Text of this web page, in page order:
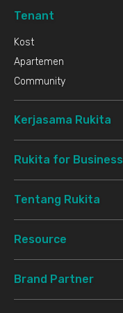
Tenant
Kost
Apartemen
Community
Kerjasama Rukita
Rukita for Business
Tentang Rukita
Resource
Brand Partner